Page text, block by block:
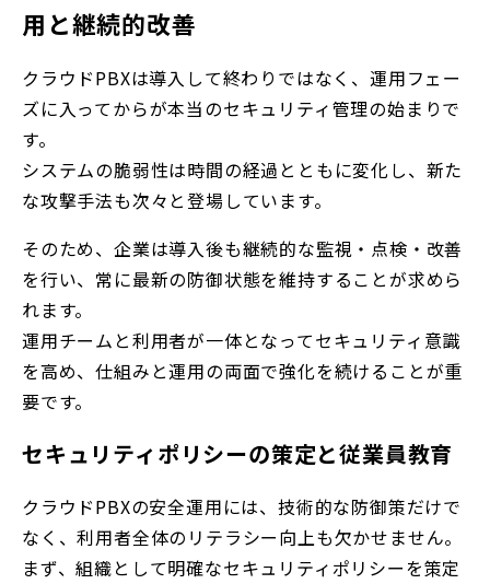
用と継続的改善
クラウドPBXは導入して終わりではなく、運用フェー
ズに入ってからが本当のセキュリティ管理の始まりで
す。
システムの脆弱性は時間の経過とともに変化し、新た
な攻撃手法も次々と登場しています。
そのため、企業は導入後も継続的な監視・点検・改善
を行い、常に最新の防御状態を維持することが求めら
れます。
運用チームと利用者が一体となってセキュリティ意識
を高め、仕組みと運用の両面で強化を続けることが重
要です。
セキュリティポリシーの策定と従業員教育
クラウドPBXの安全運用には、技術的な防御策だけで
なく、利用者全体のリテラシー向上も欠かせません。
まず、組織として明確なセキュリティポリシーを策定